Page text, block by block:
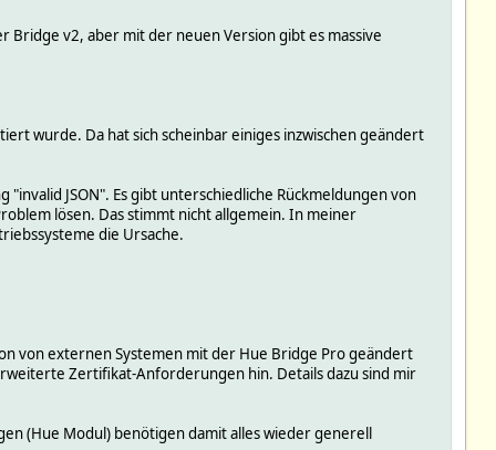
Bridge v2, aber mit der neuen Version gibt es massive
wurde. Da hat sich scheinbar einiges inzwischen geändert
JSON". Es gibt unterschiedliche Rückmeldungen von
lösen. Das stimmt nicht allgemein. In meiner
die Ursache.
von externen Systemen mit der Hue Bridge Pro geändert
Zertifikat-Anforderungen hin. Details dazu sind mir
(Hue Modul) benötigen damit alles wieder generell